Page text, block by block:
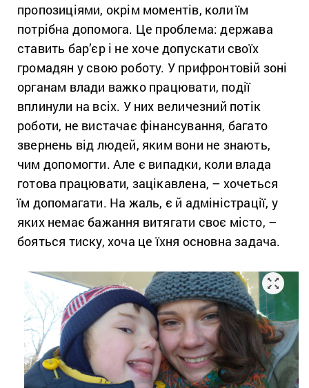
пропозиціями, окрім моментів, коли їм
потрібна допомога. Це проблема: держава
ставить бар’єр і не хоче допускати своїх
громадян у свою роботу. У прифронтовій зоні
органам влади важко працювати, події
вплинули на всіх. У них величезний потік
роботи, не вистачає фінансування, багато
звернень від людей, яким вони не знають,
чим допомогти. Але є випадки, коли влада
готова працювати, зацікавлена, – хочеться
їм допомагати. На жаль, є й адміністрації, у
яких немає бажання витягати своє місто, –
бояться тиску, хоча це їхня основна задача.